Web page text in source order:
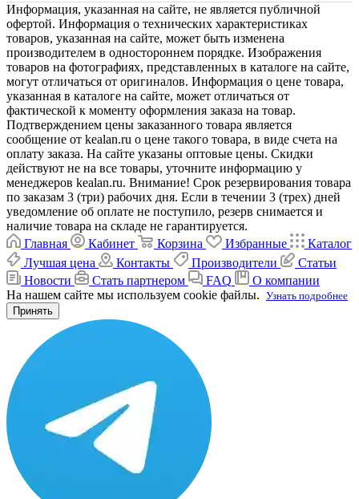
Информация, указанная на сайте, не является публичной
офертой. Информация о технических характеристиках
товаров, указанная на сайте, может быть изменена
производителем в одностороннем порядке. Изображения
товаров на фотографиях, представленных в каталоге на сайте,
могут отличаться от оригиналов. Информация о цене товара,
указанная в каталоге на сайте, может отличаться от
фактической к моменту оформления заказа на товар.
Подтверждением цены заказанного товара является
сообщение от kealan.ru о цене такого товара, в виде счета на
оплату заказа. На сайте указаны оптовые цены. Скидки
действуют не на все товары, уточните информацию у
менеджеров kealan.ru. Внимание! Срок резервирования товара
по заказам 3 (три) рабочих дня. Если в течении 3 (трех) дней
уведомление об оплате не поступило, резерв снимается и
наличие товара на складе не гарантируется.
Главная
Кабинет Корзина Избранные
Каталог
Лучшая цена
Контакты Производители
Статьи
Новости
Стать партнером FAQ
О компании
На нашем сайте мы используем cookie файлы. Узнать подробнее
Принять